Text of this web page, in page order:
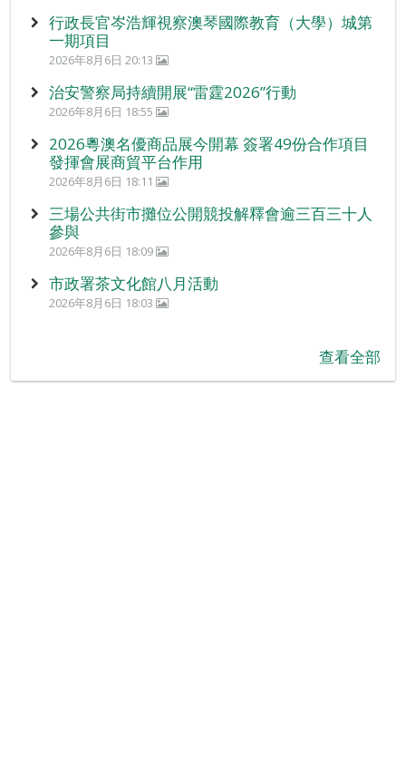
行政長官岑浩輝視察澳琴國際教育（大學）城第
一期項目
2026年8月6日 20:13
治安警察局持續開展“雷霆2026”行動
2026年8月6日 18:55
2026粵澳名優商品展今開幕 簽署49份合作項目
發揮會展商貿平台作用
2026年8月6日 18:11
三場公共街市攤位公開競投解釋會逾三百三十人
參與
2026年8月6日 18:09
市政署茶文化館八月活動
2026年8月6日 18:03
查看全部